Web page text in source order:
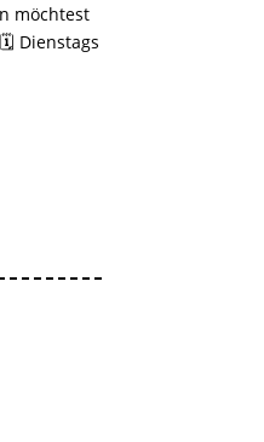
möchtest
Dienstags